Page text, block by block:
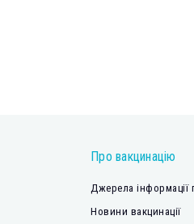
Про вакцинацію
Джерела інформації
Новини вакцинації